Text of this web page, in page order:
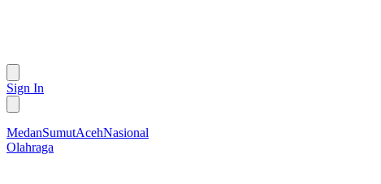
Sign In
MedanSumutAcehNasional
Olahraga